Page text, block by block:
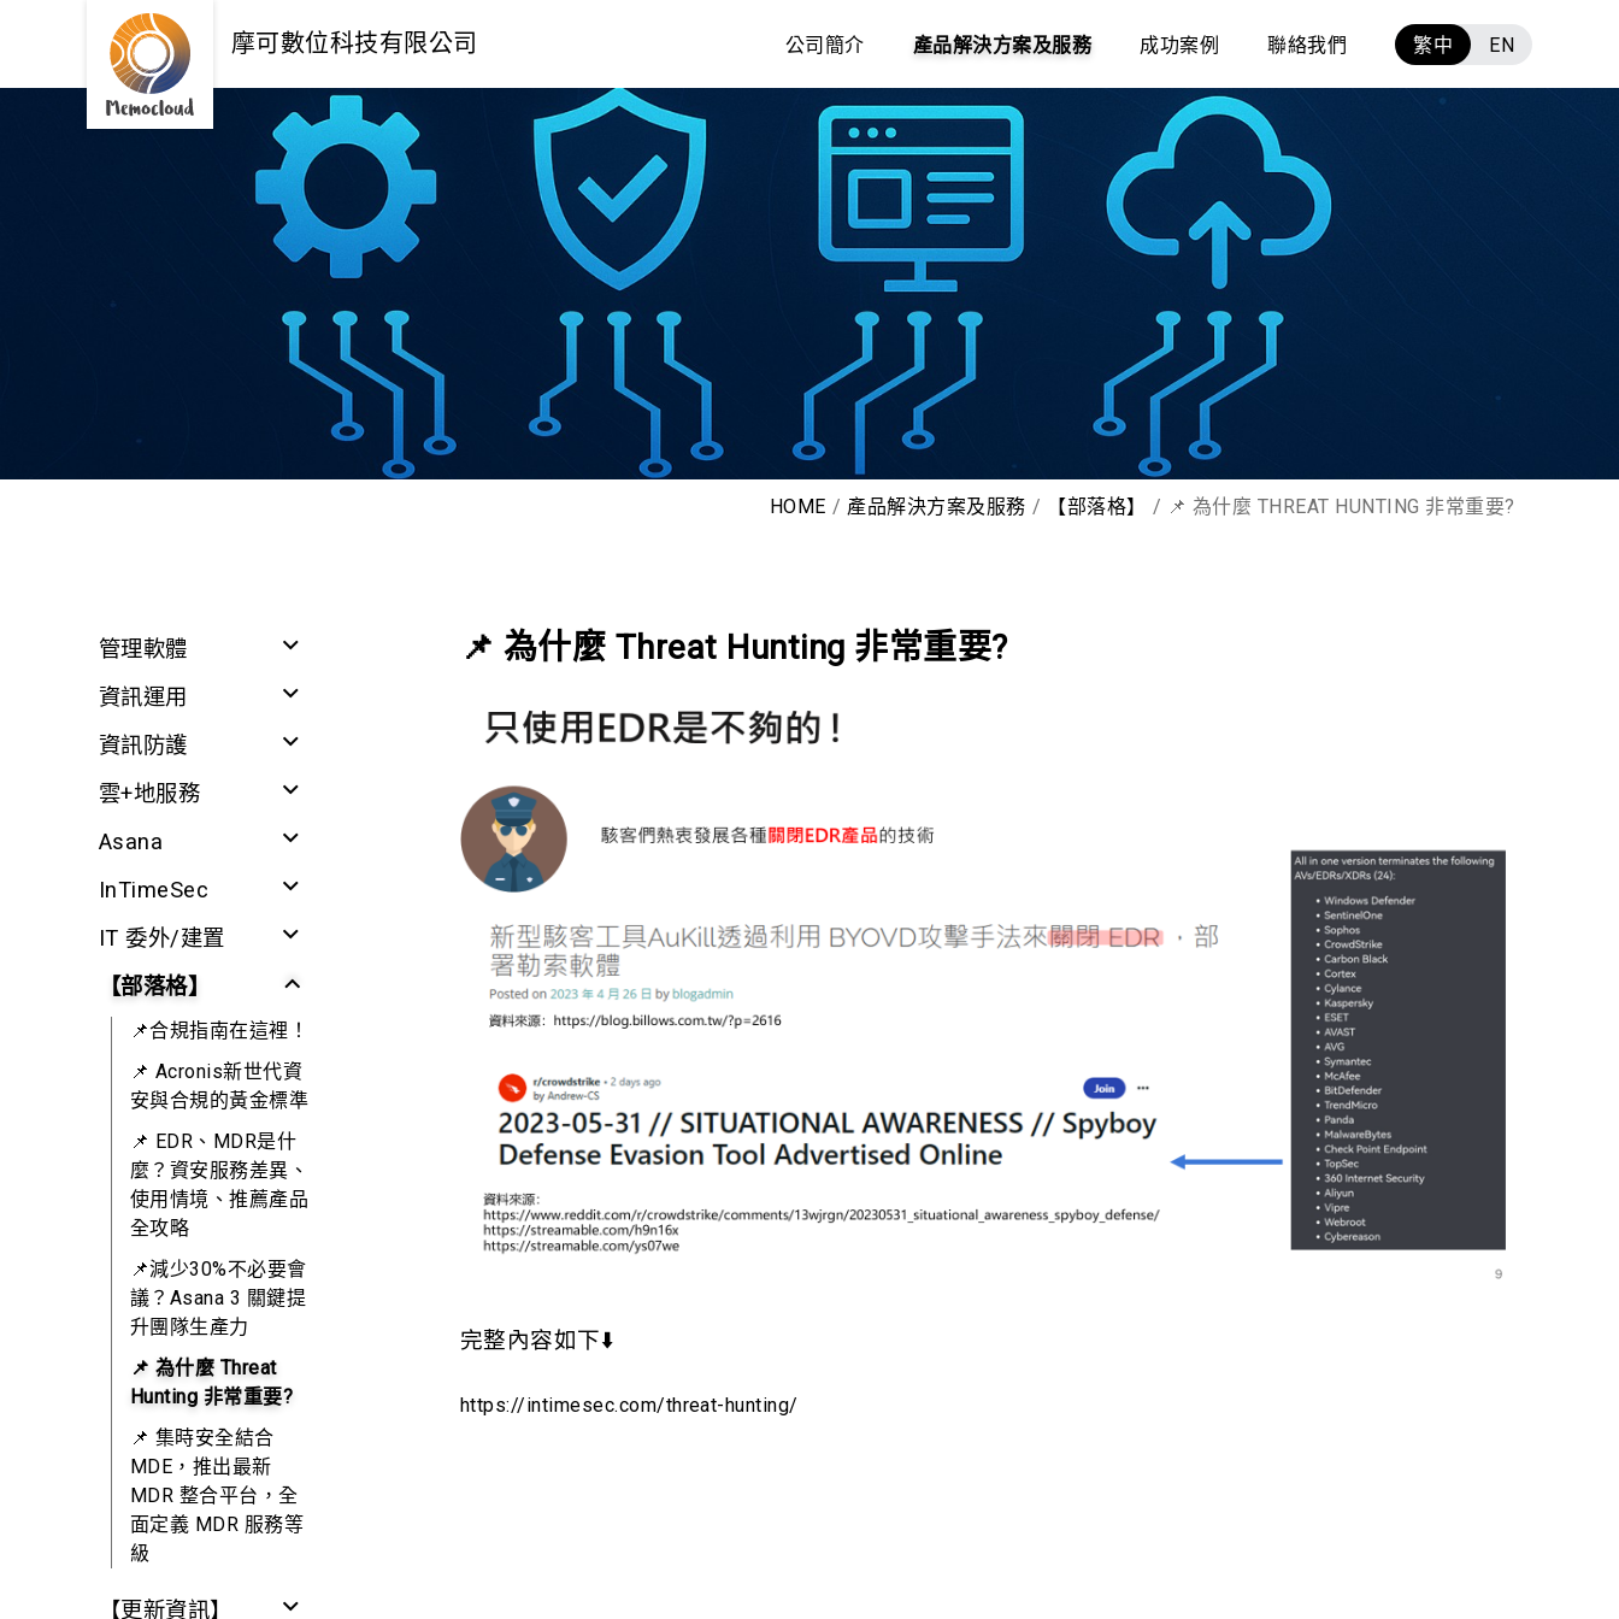
摩可數位科技有限公司 公司簡介 產品解決方案及服務 成功案例 聯絡我們 繁中 EN
HOME 產品解決方案及服務 【部落格】 📌 為什麼 THREAT HUNTING 非常重要? ​
管理軟體
資訊運用
資訊防護
雲+地服務
Asana
InTimeSec
IT 委外/建置
【部落格】
📌合規指南在這裡！
📌 Acronis新世代資
安與合規的黃金標準
📌 EDR、MDR是什
麼？資安服務差異、
使用情境、推薦產品
全攻略
📌減少30%不必要會
議？Asana 3 關鍵提
升團隊生產力
📌 為什麼 Threat
Hunting 非常重要? ​
📌 集時安全結合
MDE，推出最新
MDR 整合平台，全
面定義 MDR 服務等
級
【更新資訊】
📌 為什麼 Threat Hunting 非常重要? ​
完整內容如下⬇️
https://intimesec.com/threat-hunting/